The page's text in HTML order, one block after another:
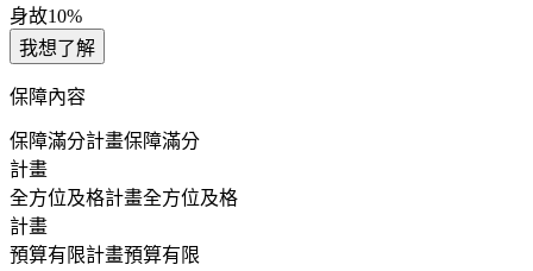
身故10%
我想了解
保障內容
保障滿分計畫保障滿分
計畫
全方位及格計畫全方位及格
計畫
預算有限計畫預算有限